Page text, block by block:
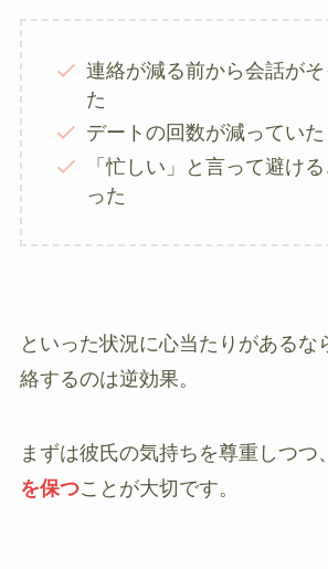
連絡が減る前から会話が
た
デートの回数が減っていた
「忙しい」と言って避け
った
といった状況に心当たりがあるな
絡するのは逆効果。
まずは彼氏の気持ちを尊重しつつ、
を保つことが大切です。